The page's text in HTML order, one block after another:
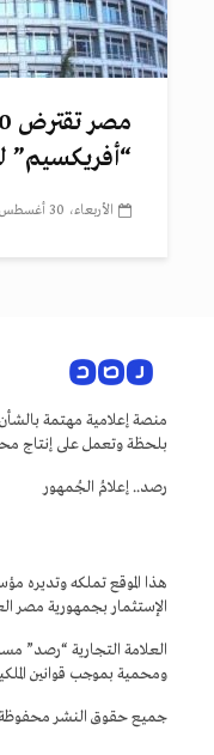
“أفريكسيم”
الأربعاء، 30 أغسطس 2023، 2:30 م
منصة إعلامية مهتمة
بلحظة وتعمل على إنتاج
رصد.. إعلامُ الجُمهور
هذا الموقع تملكه وتديره
الإستثمار بجمهورية مصر
العلامة التجارية “رصد”
ومحمية بموجب قوانين
جميع حقوق النشر محفوظة لـ